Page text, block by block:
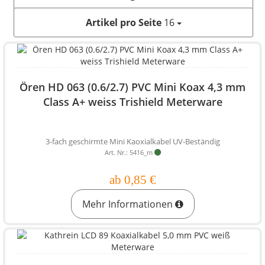
Artikel pro Seite16
Ören HD 063 (0.6/2.7) PVC Mini Koax 4,3 mm
Class A+ weiss Trishield Meterware
3-fach geschirmte Mini Kaoxialkabel UV-Beständig
Art. Nr.: 5416_m
ab 0,85 €
Mehr Informationen